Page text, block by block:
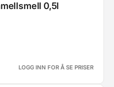
0,5l
LOGG INN FOR Å SE PRISER